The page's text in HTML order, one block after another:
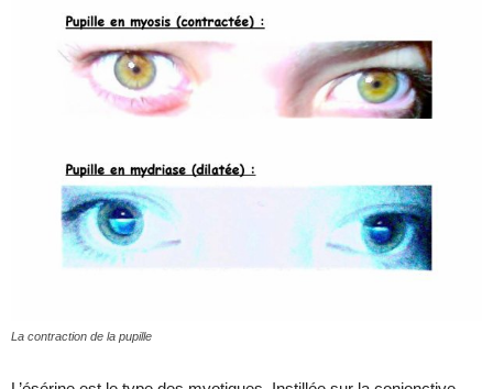
La contraction de la pupille